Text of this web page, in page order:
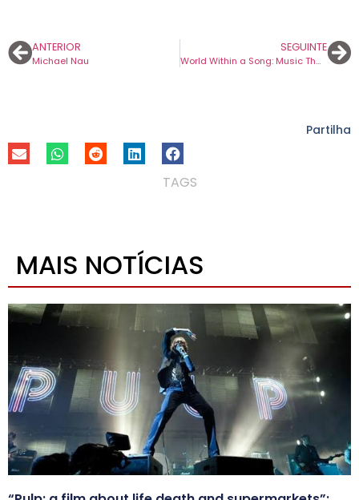
ANTERIOR
Michael Nau
SEGUINTE
World Within a Song: Music That Changed My Life and Life That Changed My Music
Partilha
TAGS
MAIS NOTÍCIAS